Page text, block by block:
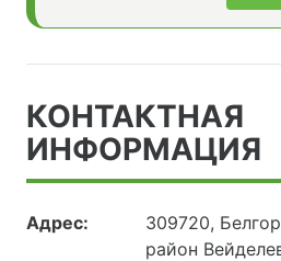
КОНТАКТНАЯ
ИНФОРМАЦИЯ
Адрес:
309720,
район